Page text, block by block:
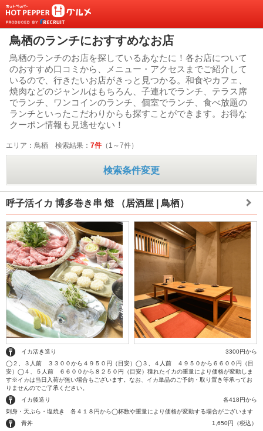
鳥栖のランチにおすすめなお店
鳥栖のランチのお店を探しているあなたに！各お店について
のおすすめ口コミから、メニュー・アクセスまでご紹介して
いるので、行きたいお店がきっと見つかる。和食やカフェ、
焼肉などのジャンルはもちろん、子連れでランチ、テラス席
でランチ、ワンコインのランチ、個室でランチ、食べ放題の
ランチといったこだわりからも探すことができます。お得な
クーポン情報も見逃せない！
エリア：鳥栖 検索結果： 7件 （1～7件）
検索条件変更
呼子活イカ 博多巻き串 燈 （居酒屋 | 鳥栖）
イカ活き造り
3300円から
◯２、３人前 ３３００から４９５０円（目安）◯３、４人前 ４９５０から６６００円（目
安）◯４、５人前 ６６００から８２５０円（目安）獲れたイカの重量により価格が変動しま
す※イカは当日入荷が無い場合もございます。なお、イカ単品のご予約・取り置き等承ってお
りませんのでご了承ください。
イカ後造り
各418円から
刺身・天ぷら・塩焼き 各４１８円から◯杯数や重量により価格が変動する場合がございます
青丼
1,650円（税込）